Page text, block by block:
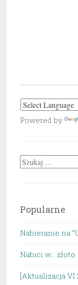
Powered by
Szukaj:
Popularne
Nabieranie na
Nabici w... złoto.
[Aktualizacja VI